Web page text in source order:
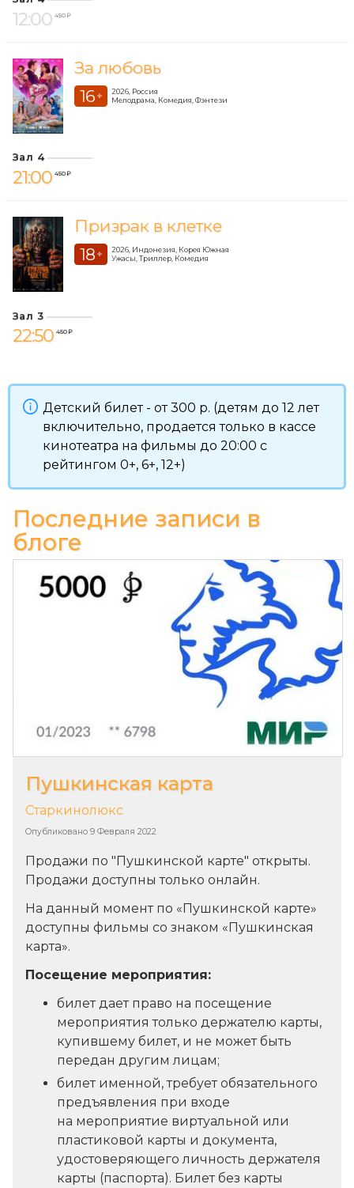
12:00 450 ₽
За любовь
16 +
2026, Россия
Мелодрама, Комедия, Фэнтези
Зал 4
21:00 450 ₽
Призрак в клетке
18 +
2026, Индонезия, Корея Южная
Ужасы, Триллер, Комедия
Зал 3
22:50 450 ₽
Детский билет - от 300 р. (детям до 12 лет
включительно, продается только в кассе
кинотеатра на фильмы до 20:00 с
рейтингом 0+, 6+, 12+)
Последние записи в
блоге
Пушкинская карта
Опубликовано 9 Февраля 2022
Старкинолюкс
Продажи по "Пушкинской карте" открыты.
Продажи доступны только онлайн.
На данный момент по «Пушкинской карте»
доступны фильмы со знаком «Пушкинская
карта».
Посещение мероприятия:
билет дает право на посещение
мероприятия только держателю карты,
купившему билет, и не может быть
передан другим лицам;
билет именной, требует обязательного
предъявления при входе
на мероприятие виртуальной или
пластиковой карты и документа,
удостоверяющего личность держателя
карты (паспорта). Билет без карты